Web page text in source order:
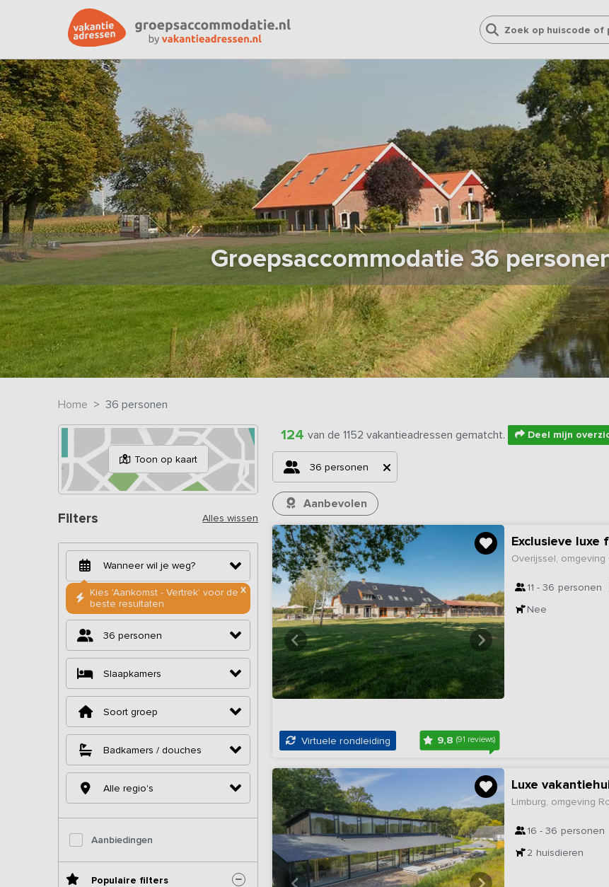
Groepsaccommodatie 36
Home 36 personen
Toon op kaart
Filters Alles wissen
X
Kies 'Aankomst - Vertrek' voor de
beste resultaten
36 personen
Slaapkamers
Soort groep
Badkamers / douches
Alle regio's
Aanbiedingen
Populaire filters
124 van de 1152 vakantieadressen gematcht. Deel mijn
36 personen
Aanbevolen
Virtuele rondleiding 9,8(91 reviews)
Exclusieve luxe
Overijssel, omgeving
11 - 36 personen
Nee
Luxe
Limburg, omgeving
16 - 36 personen
2 huisdieren